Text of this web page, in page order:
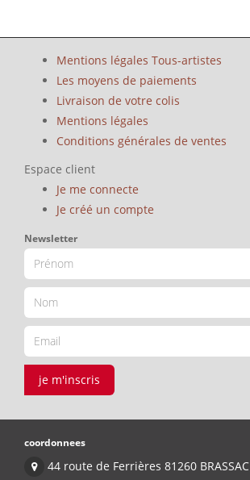
Mentions légales Tous-artistes
Les moyens de paiements
Livraison de votre colis
Mentions légales
Conditions générales de ventes
Espace client
Je me connecte
Je créé un compte
Newsletter
je m'inscris
coordonnees
44 route de Ferrières 81260 BRASSAC